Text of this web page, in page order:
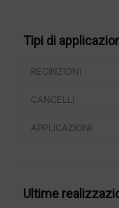
Tipi di
RECINZIONI
Recinzioni
Recinzioni a
CANCELLI
Cancelli
APPLICAZIONI
Ultime